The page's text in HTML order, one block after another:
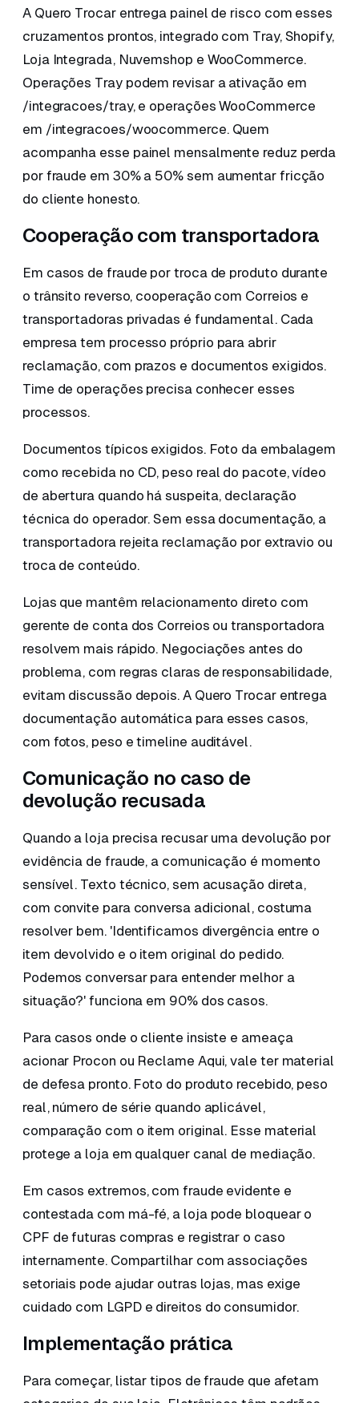
A Quero Trocar entrega painel de risco com esses
cruzamentos prontos, integrado com Tray, Shopify,
Loja Integrada, Nuvemshop e WooCommerce.
Operações Tray podem revisar a ativação em
/integracoes/tray, e operações WooCommerce
em /integracoes/woocommerce. Quem
acompanha esse painel mensalmente reduz perda
por fraude em 30% a 50% sem aumentar fricção
do cliente honesto.
Cooperação com transportadora
Em casos de fraude por troca de produto durante
o trânsito reverso, cooperação com Correios e
transportadoras privadas é fundamental. Cada
empresa tem processo próprio para abrir
reclamação, com prazos e documentos exigidos.
Time de operações precisa conhecer esses
processos.
Documentos típicos exigidos. Foto da embalagem
como recebida no CD, peso real do pacote, vídeo
de abertura quando há suspeita, declaração
técnica do operador. Sem essa documentação, a
transportadora rejeita reclamação por extravio ou
troca de conteúdo.
Lojas que mantêm relacionamento direto com
gerente de conta dos Correios ou transportadora
resolvem mais rápido. Negociações antes do
problema, com regras claras de responsabilidade,
evitam discussão depois. A Quero Trocar entrega
documentação automática para esses casos,
com fotos, peso e timeline auditável.
Comunicação no caso de
devolução recusada
Quando a loja precisa recusar uma devolução por
evidência de fraude, a comunicação é momento
sensível. Texto técnico, sem acusação direta,
com convite para conversa adicional, costuma
resolver bem. 'Identificamos divergência entre o
item devolvido e o item original do pedido.
Podemos conversar para entender melhor a
situação?' funciona em 90% dos casos.
Para casos onde o cliente insiste e ameaça
acionar Procon ou Reclame Aqui, vale ter material
de defesa pronto. Foto do produto recebido, peso
real, número de série quando aplicável,
comparação com o item original. Esse material
protege a loja em qualquer canal de mediação.
Em casos extremos, com fraude evidente e
contestada com má-fé, a loja pode bloquear o
CPF de futuras compras e registrar o caso
internamente. Compartilhar com associações
setoriais pode ajudar outras lojas, mas exige
cuidado com LGPD e direitos do consumidor.
Implementação prática
Para começar, listar tipos de fraude que afetam